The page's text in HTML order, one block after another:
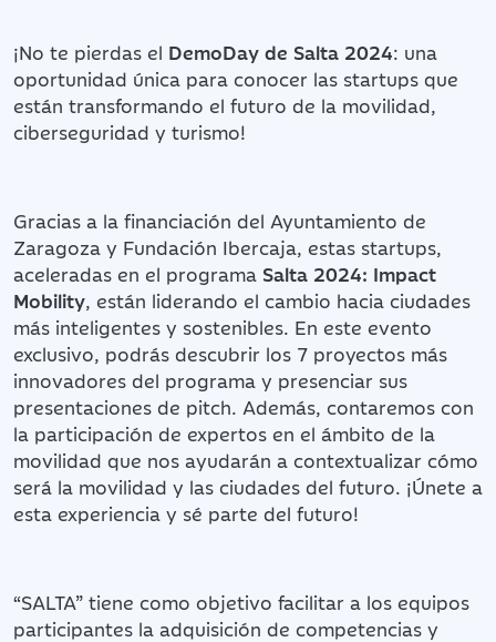
¡No te pierdas el DemoDay de Salta 2024: una
oportunidad única para conocer las startups que
están transformando el futuro de la movilidad,
ciberseguridad y turismo!
Gracias a la financiación del Ayuntamiento de
Zaragoza y Fundación Ibercaja, estas startups,
aceleradas en el programa Salta 2024: Impact
Mobility, están liderando el cambio hacia ciudades
más inteligentes y sostenibles. En este evento
exclusivo, podrás descubrir los 7 proyectos más
innovadores del programa y presenciar sus
presentaciones de pitch. Además, contaremos con
la participación de expertos en el ámbito de la
movilidad que nos ayudarán a contextualizar cómo
será la movilidad y las ciudades del futuro. ¡Únete a
esta experiencia y sé parte del futuro!
“SALTA” tiene como objetivo facilitar a los equipos
participantes la adquisición de competencias y